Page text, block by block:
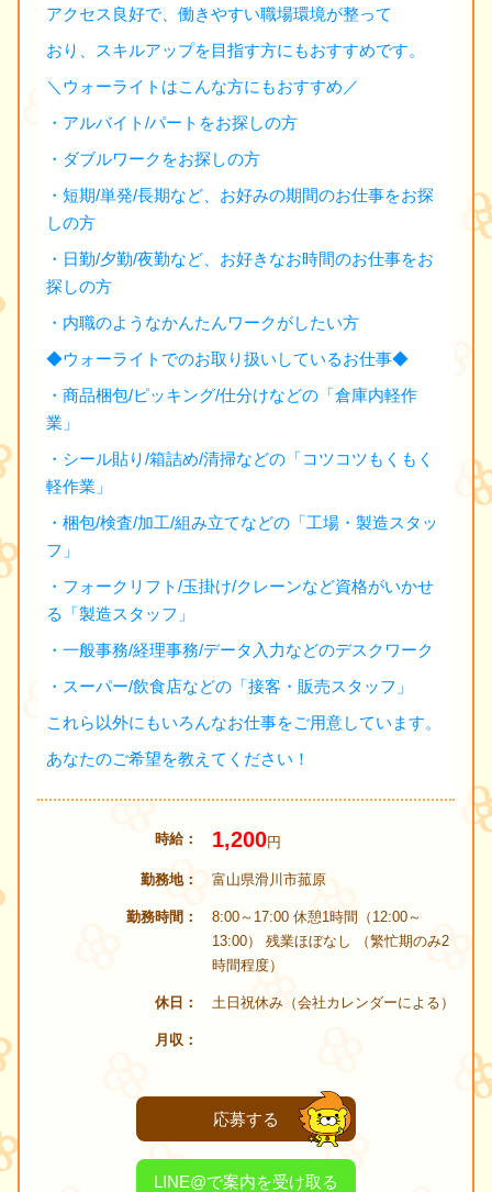
アクセス良好で、働きやすい職場環境が整って
おり、スキルアップを目指す方にもおすすめです。
＼ウォーライトはこんな方にもおすすめ／
・アルバイト/パートをお探しの方
・ダブルワークをお探しの方
・短期/単発/長期など、お好みの期間のお仕事をお探
しの方
・日勤/夕勤/夜勤など、お好きなお時間のお仕事をお
探しの方
・内職のようなかんたんワークがしたい方
◆ウォーライトでのお取り扱いしているお仕事◆
・商品梱包/ピッキング/仕分けなどの「倉庫内軽作
業」
・シール貼り/箱詰め/清掃などの「コツコツもくもく
軽作業」
・梱包/検査/加工/組み立てなどの「工場・製造スタッ
フ」
・フォークリフト/玉掛け/クレーンなど資格がいかせ
る「製造スタッフ」
・一般事務/経理事務/データ入力などのデスクワーク
・スーパー/飲食店などの「接客・販売スタッフ」
これら以外にもいろんなお仕事をご用意しています。
あなたのご希望を教えてください！
時給 1,200円
勤務地 富山県滑川市菰原
勤務時間
8:00～17:00 休憩1時間（12:00～
13:00） 残業ほぼなし （繁忙期のみ2
時間程度）
休日 土日祝休み（会社カレンダーによる）
月収
応募する
LINE@で案内を受け取る